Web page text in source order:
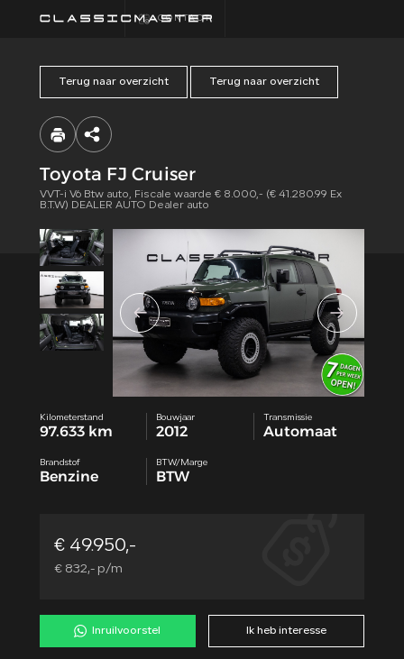
CONTACT
HOME
FINANCIEREN
ALGEMENE
VOORWAARDEN
CONTACT
Terug naar overzicht Terug naar overzicht
Toyota FJ Cruiser
VVT-i V6 Btw auto, Fiscale waarde € 8.000,- (€ 41.280.99 Ex
B.T.W) DEALER AUTO Dealer auto
Kilometerstand
97.633 km
Bouwjaar
2012
Transmissie
Automaat
Brandstof
Benzine
BTW/Marge
BTW
€ 49.950,-
€ 832,- p/m
Inruilvoorstel Ik heb interesse